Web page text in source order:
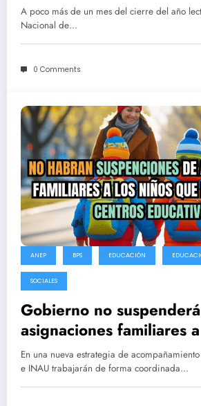
A poco más de un mes del cierre del año
Nacional de…
0 Comments
ANEP BPS EDUCACIÓN
SOCIALES
Gobierno no suspenderá
asignaciones familiares
no estén inscriptos en la
En una nueva estrategia de
e INAU trabajarán de forma coordinada…